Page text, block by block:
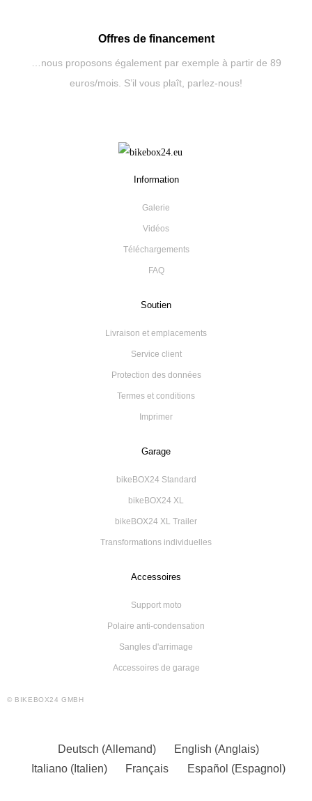
Offres de financement
…nous proposons également par exemple à partir de 89
euros/mois. S’il vous plaît, parlez-nous!
Information
Galerie
Vidéos
Téléchargements
FAQ
Soutien
Livraison et emplacements
Service client
Protection des données
Termes et conditions
Imprimer
Garage
bikeBOX24 Standard
bikeBOX24 XL
bikeBOX24 XL Trailer
Transformations individuelles
Accessoires
Support moto
Polaire anti-condensation
Sangles d'arrimage
Accessoires de garage
© BIKEBOX24 GMBH
Deutsch (Allemand) English (Anglais)
Italiano(Italien) Français Español (Espagnol )